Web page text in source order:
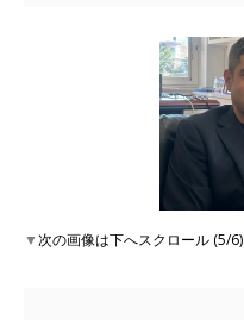
▼次の画像は下へスクロール (5/6)